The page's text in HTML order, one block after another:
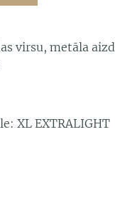
virsu, metāla
XL EXTRALIGHT